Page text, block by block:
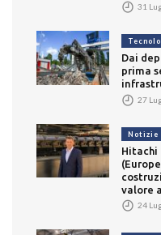
31
Dai
prima
27
Notizie
Hitachi
valore
24